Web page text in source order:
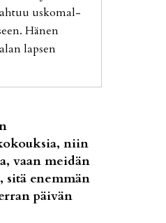
us­ko­mal­
Hä­nen
lap­sen
niin
vaan meidän
sitä enemmän
päivän